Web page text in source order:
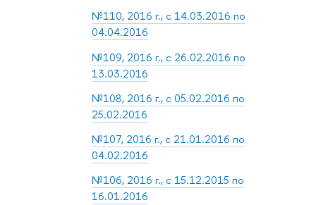
№110, 2016 г., с 14.03.2016 по
04.04.2016
№109, 2016 г., с 26.02.2016 по
13.03.2016
№108, 2016 г., с 05.02.2016 по
25.02.2016
№107, 2016 г., с 21.01.2016 по
04.02.2016
№106, 2016 г., с 15.12.2015 по
16.01.2016